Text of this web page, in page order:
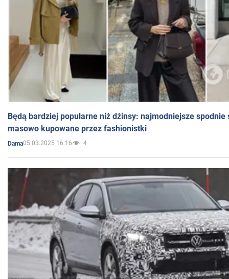
Będą bardziej popularne niż dżinsy: najmodniejsze spodnie
masowo kupowane przez fashionistki
Dama05.03.2025 16:16 4